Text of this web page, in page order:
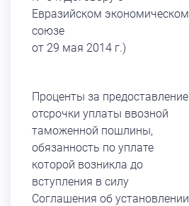
Евразийском экономическом
союзе
от 29 мая 2014 г.)
Проценты за предоставление
отсрочки уплаты ввозной
таможенной пошлины,
обязанность по уплате
которой возникла до
вступления в силу
Соглашения об установлении